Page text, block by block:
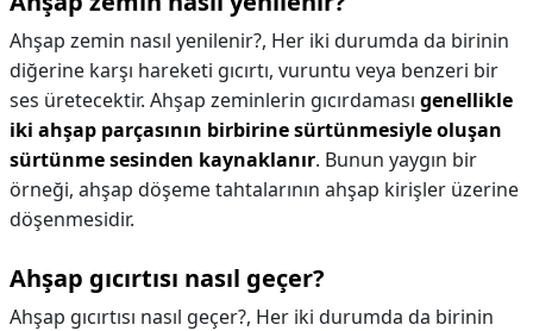
Ahşap zemin nasıl yenilenir?, Her iki durumda da birinin
diğerine karşı hareketi gıcırtı, vuruntu veya benzeri bir
ses üretecektir. Ahşap zeminlerin gıcırdaması genellikle
iki ahşap parçasının birbirine sürtünmesiyle oluşan
sürtünme sesinden kaynaklanır. Bunun yaygın bir
örneği, ahşap döşeme tahtalarının ahşap kirişler üzerine
döşenmesidir.
Ahşap gıcırtısı nasıl geçer?
Ahşap gıcırtısı nasıl geçer?, Her iki durumda da birinin